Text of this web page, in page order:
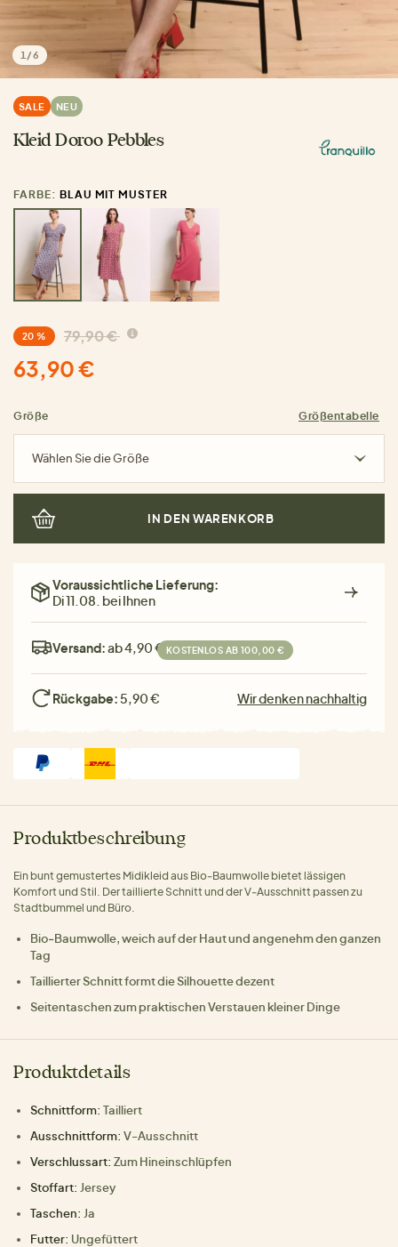
1 /6
SALE NEU
Kleid Doroo Pebbles
FARBE: BLAU MIT MUSTER
20 % 79,90 €
63,90 €
Größe Größentabelle
Wählen Sie die Größe
IN DEN WARENKORB
Voraussichtliche Lieferung:
Di 11.08. bei Ihnen
Versand:ab 4,90 € KOSTENLOS AB 100,00 €
Rückgabe: 5,90 € Wir denken nachhaltig
Produktbeschreibung
Ein bunt gemustertes Midikleid aus Bio‑Baumwolle bietet lässigen
Komfort und Stil. Der taillierte Schnitt und der V‑Ausschnitt passen zu
Stadtbummel und Büro.
Bio‑Baumwolle, weich auf der Haut und angenehm den ganzen
Tag
Taillierter Schnitt formt die Silhouette dezent
Seitentaschen zum praktischen Verstauen kleiner Dinge
Produktdetails
Schnittform: Tailliert
Ausschnittform: V-Ausschnitt
Verschlussart: Zum Hineinschlüpfen
Stoffart: Jersey
Taschen: Ja
Futter: Ungefüttert